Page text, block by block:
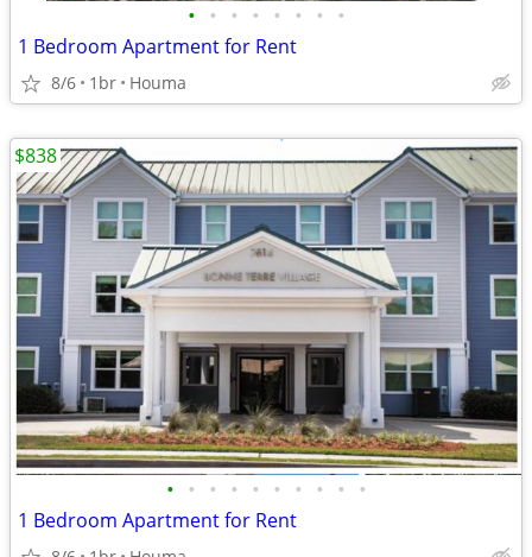
• • • • • • • •
1 Bedroom Apartment for Rent
8/6 1br Houma
• • • • • • • • • •
1 Bedroom Apartment for Rent
$838